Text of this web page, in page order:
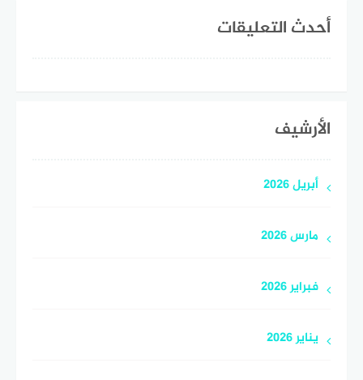
أحدث التعليقات
الأرشيف
أبريل 2026
مارس 2026
فبراير 2026
يناير 2026